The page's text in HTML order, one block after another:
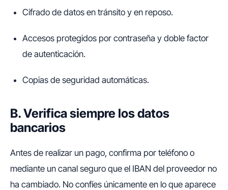
Cifrado de datos en tránsito y en reposo.
Accesos protegidos por contraseña y doble factor
de autenticación.
Copias de seguridad automáticas.
B. Verifica siempre los datos
bancarios
Antes de realizar un pago, confirma por teléfono o
mediante un canal seguro que el IBAN del proveedor no
ha cambiado. No confíes únicamente en lo que aparece